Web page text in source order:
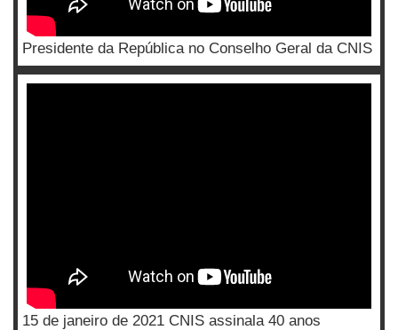
Presidente da República no Conselho Geral da CNIS
15 de janeiro de 2021 CNIS assinala 40 anos